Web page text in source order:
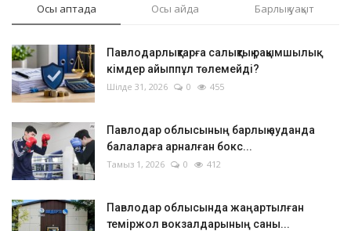
Осы аптада Осы айда Барлық уақыт
Павлодарлықтарға салықтық рақымшылық:
кімдер айыппұл төлемейді?
Шілде 31, 2026 0 455
Павлодар облысының барлық ауданда
балаларға арналған бокс...
Тамыз 1, 2026 0 412
Павлодар облысында жаңартылған
теміржол вокзалдарының саны...